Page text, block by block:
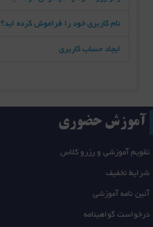
نام کاربری خود را فراموش کرده اید؟
ایجاد حساب کاربری
آموزش حضوری
تقویم آموزشی و رزرو کلاس
شرایط تخفیف
آئین نامه آموزشی
درخواست گواهینامه